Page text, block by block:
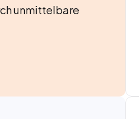
unmittelbare